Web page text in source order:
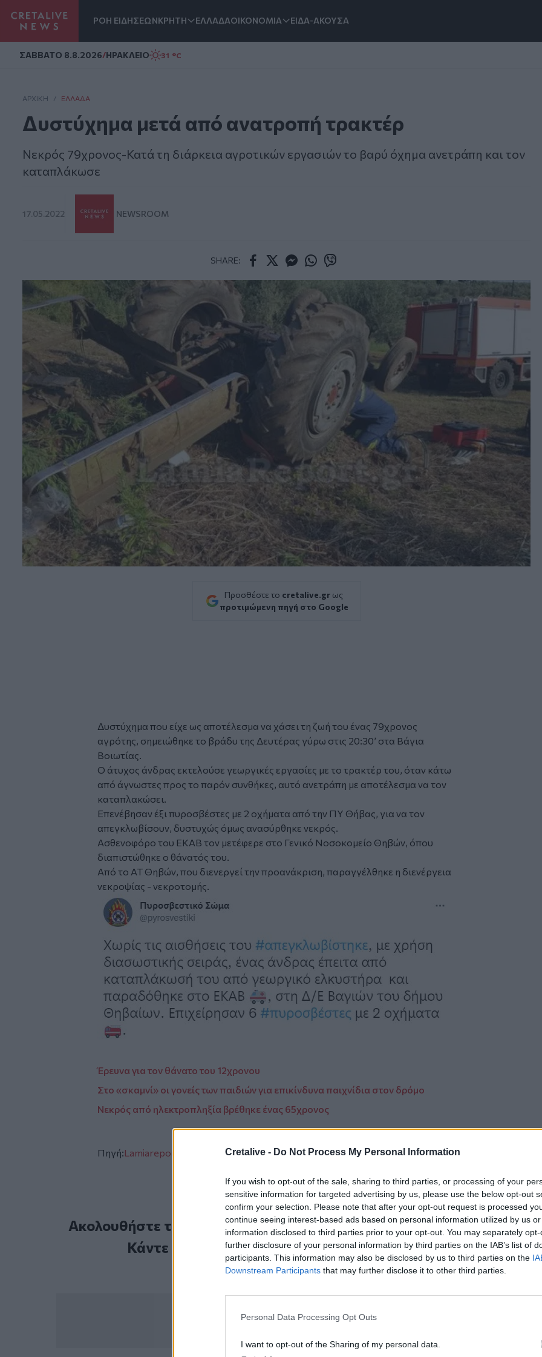
Cretalive - Do Not Process My Personal Information
If you wish to opt-out of the sale, sharing to third parties, or processing of your
sensitive information for targeted advertising by us, please use the below opt-out
confirm your selection. Please note that after your opt-out request is processed
continue seeing interest-based ads based on personal information utilized by us
information disclosed to third parties prior to your opt-out. You may separately
further disclosure of your personal information by third parties on the IAB’s list of
participants. This information may also be disclosed by us to third parties on the
Downstream Participants that may further disclose it to other third parties.
Personal Data Processing Opt Outs
I want to opt-out of the Sharing of my personal data.
ΡΟΗ ΕΙΔΗΣΕΩΝΚΡΗΤΗ ΕΛΛΑΔΑΟΙΚΟΝΟΜΙΑ ΕΙΔΑ-ΑΚΟΥΣΑ
ΣAΒΒΑΤΟ 8.8.2026/ΗΡΑΚΛΕΙΟ 31 °C
ΑΡΧΙΚΗ / ΕΛΛΆΔΑ
Δυστύχημα μετά από ανατροπή τρακτέρ
Νεκρός 79χρονος-Κατά τη διάρκεια αγροτικών εργασιών το βαρύ όχημα ανετράπη και τον
καταπλάκωσε
17.05.2022 NEWSROOM
SHARE:
Προσθέστε το cretalive.gr ως
προτιμώμενη πηγή στο Google
Δυστύχημα που είχε ως αποτέλεσμα να χάσει τη ζωή του ένας 79χρονος
αγρότης, σημειώθηκε το βράδυ της Δευτέρας γύρω στις 20:30’ στα Βάγια
Βοιωτίας.
Ο άτυχος άνδρας εκτελούσε γεωργικές εργασίες με το τρακτέρ του, όταν κάτω
από άγνωστες προς το παρόν συνθήκες, αυτό ανετράπη με αποτέλεσμα να τον
καταπλακώσει.
Επενέβησαν έξι πυροσβέστες με 2 οχήματα από την ΠΥ Θήβας, για να τον
απεγκλωβίσουν, δυστυχώς όμως ανασύρθηκε νεκρός.
Ασθενοφόρο του ΕΚΑΒ τον μετέφερε στο Γενικό Νοσοκομείο Θηβών, όπου
διαπιστώθηκε ο θάνατός του.
Από το ΑΤ Θηβών, που διενεργεί την προανάκριση, παραγγέλθηκε η διενέργεια
νεκροψίας - νεκροτομής.
Έρευνα για τον θάνατο του 12χρονου
Στο «σκαμνί» οι γονείς των παιδιών για επικίνδυνα παιχνίδια στον δρόμο
Νεκρός από ηλεκτροπληξία βρέθηκε ένας 65χρονος
Πηγή:Lamiareport.gr
Ακολουθήστε το Cretalive στοGoogle Newsκαι στοFacebook
Κάντε εγγραφή στο κανάλι μας στοYouTube